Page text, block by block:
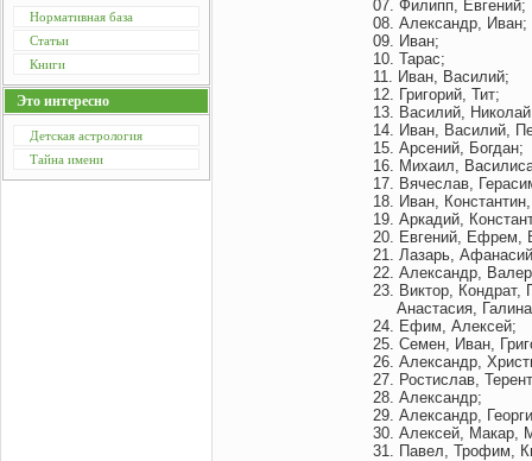
Нормативная база
Статьи
Книги
Это интересно
Детская астрология
Тайна имени
07. Филипп, Евгений;
08. Александр, Иван;
09. Иван;
10. Тарас;
11. Иван, Василий;
12. Григорий, Тит;
13. Василий,
14. Иван, Василий,
15. Арсений, Богдан;
16. Михаил,
17. Вячеслав,
18. Иван,
19. Аркадий,
20. Евгений, Ефрем,
21. Лазарь,
22. Александр,
23. Виктор,
Анастасия,
24. Ефим, Алексей;
25. Семен, Иван,
26. Александр,
27. Ростислав,
28. Александр;
29. Александр,
30. Алексей, Макар,
31. Павел, Трофим,